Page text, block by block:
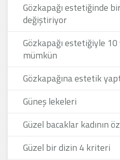
Gözkapağı estetiğinde
değiştiriyor
Gözkapağı estetiğiyle
mümkün
Gözkapağına estetik
Güneş lekeleri
Güzel bacaklar kadının
Güzel bir dizin 4 kriteri